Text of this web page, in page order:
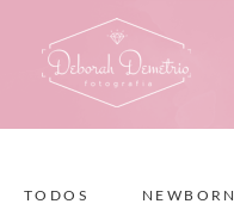
TODOS NEWBORN